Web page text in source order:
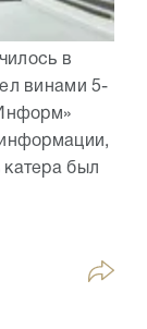
в
винами 5-
был